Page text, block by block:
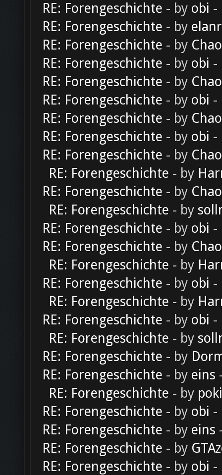
RE: Forengeschichte - by obi -
RE: Forengeschichte - by
RE: Forengeschichte - by
RE: Forengeschichte - by obi -
RE: Forengeschichte - by
RE: Forengeschichte - by obi -
RE: Forengeschichte - by
RE: Forengeschichte - by obi -
RE: Forengeschichte - by
RE: Forengeschichte - by
RE: Forengeschichte - by
RE: Forengeschichte - by
RE: Forengeschichte - by obi -
RE: Forengeschichte - by
RE: Forengeschichte - by
RE: Forengeschichte - by obi -
RE: Forengeschichte - by
RE: Forengeschichte - by obi -
RE: Forengeschichte - by
RE: Forengeschichte - by
RE: Forengeschichte - by eins
RE: Forengeschichte - by
RE: Forengeschichte - by obi -
RE: Forengeschichte - by eins
RE: Forengeschichte - by
RE: Forengeschichte - by obi -